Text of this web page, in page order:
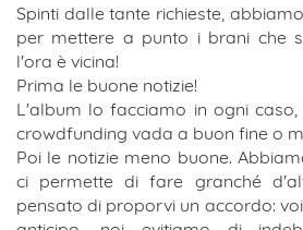
Spinti dalle tante richieste,
per mettere a punto i brani che
l'ora è vicina!
Prima le buone notizie!
L'album lo facciamo in ogni
crowdfunding vada a buon fine o
Poi le notizie meno buone.
ci permette di fare granché
pensato di proporvi un accordo: